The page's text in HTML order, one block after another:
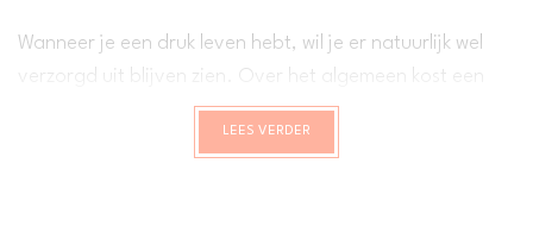
Wanneer je een druk leven hebt, wil je er natuurlijk wel
goede verzorging veel tijd en dit heb je nu eenmaal niet
LEES VERDER